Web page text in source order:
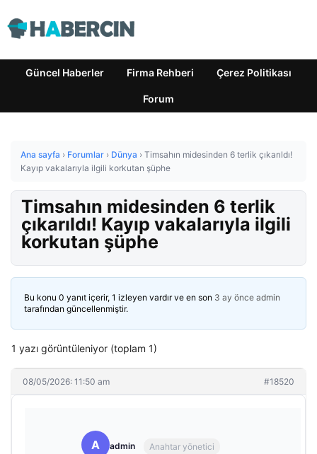
Güncel Haberler Firma Rehberi Çerez Politikası
Forum
Ana sayfa › Forumlar › Dünya › Timsahın midesinden 6 terlik çıkarıldı!
Kayıp vakalarıyla ilgili korkutan şüphe
Timsahın midesinden 6 terlik
çıkarıldı! Kayıp vakalarıyla ilgili
korkutan şüphe
Bu konu 0 yanıt içerir, 1 izleyen vardır ve en son 3 ay önce admin
tarafından güncellenmiştir.
1 yazı görüntüleniyor (toplam 1)
08/05/2026: 11:50 am #18520
A admin Anahtar yönetici